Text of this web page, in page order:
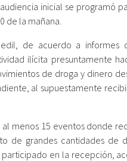
inicial se programó
de la mañana.
de acuerdo a informes
ilícita presuntamente
de droga y dinero
al supuestamente
menos 15 eventos donde
de grandes cantidades
en la recepción,